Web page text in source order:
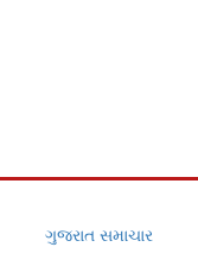
ગુજરાત સમાચાર